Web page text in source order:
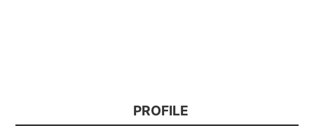
PROFILE